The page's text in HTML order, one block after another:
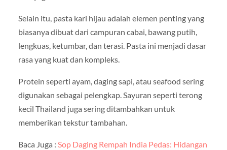
Selain itu, pasta kari hijau adalah elemen penting yang
biasanya dibuat dari campuran cabai, bawang putih,
lengkuas, ketumbar, dan terasi. Pasta ini menjadi dasar
rasa yang kuat dan kompleks.
Protein seperti ayam, daging sapi, atau seafood sering
digunakan sebagai pelengkap. Sayuran seperti terong
kecil Thailand juga sering ditambahkan untuk
memberikan tekstur tambahan.
Baca Juga : Sop Daging Rempah India Pedas: Hidangan